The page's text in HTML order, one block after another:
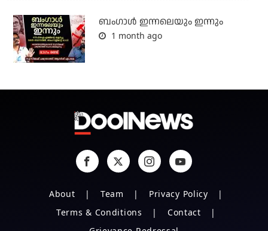
ബംഗാള്‍ ഇന്നലെയും ഇന്നും
1 month ago
About Team
Privacy Policy
Terms & Conditions
Contact